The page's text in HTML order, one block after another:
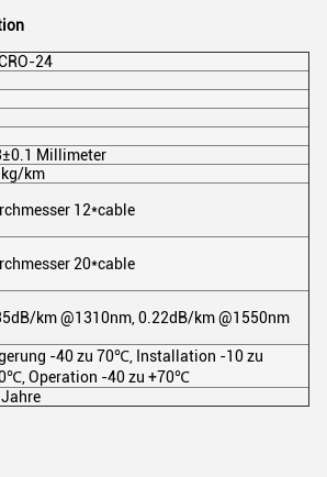
24
Millimeter
kg/km
12*cable
20*cable
km @1310nm, 0.22dB/km @1550nm
-40 zu 70℃, Installation -10 zu
Operation -40 zu +70℃